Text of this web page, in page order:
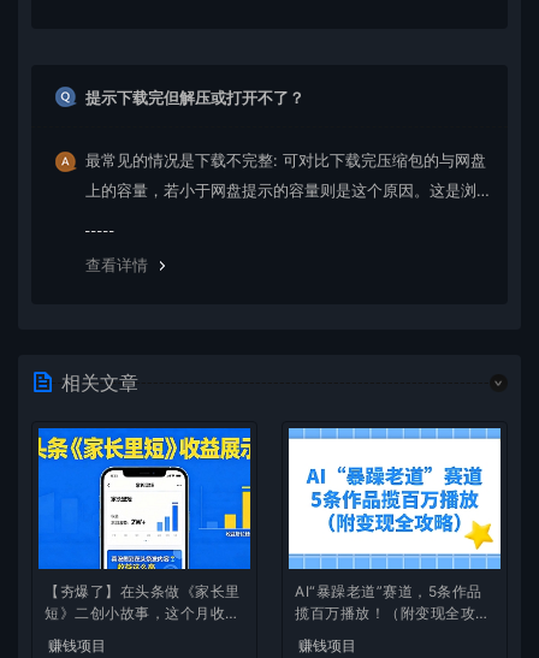
提示下载完但解压或打开不了？
最常见的情况是下载不完整: 可对比下载完压缩包的与网盘
上的容量，若小于网盘提示的容量则是这个原因。这是浏
查看详情
相关文章
【夯爆了】在头条做《家长里
短》二创小故事，这个月收益
2w+
赚钱项目
AI“暴躁老道”赛道，5条作品
揽百万播放！（附变现全攻
略）
赚钱项目